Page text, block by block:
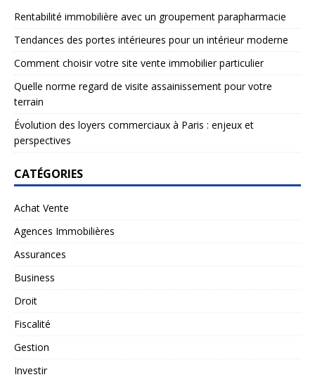
Rentabilité immobilière avec un groupement parapharmacie
Tendances des portes intérieures pour un intérieur moderne
Comment choisir votre site vente immobilier particulier
Quelle norme regard de visite assainissement pour votre
terrain
Évolution des loyers commerciaux à Paris : enjeux et
perspectives
CATÉGORIES
Achat Vente
Agences Immobilières
Assurances
Business
Droit
Fiscalité
Gestion
Investir